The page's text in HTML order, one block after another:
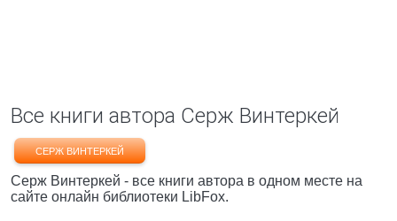
Все книги автора Серж Винтеркей
СЕРЖ ВИНТЕРКЕЙ
Серж Винтеркей - все книги автора в одном месте на
сайте онлайн библиотеки LibFox.